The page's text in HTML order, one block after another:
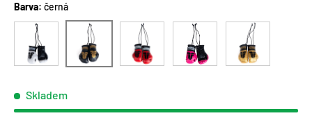
Barva: černá
Skladem